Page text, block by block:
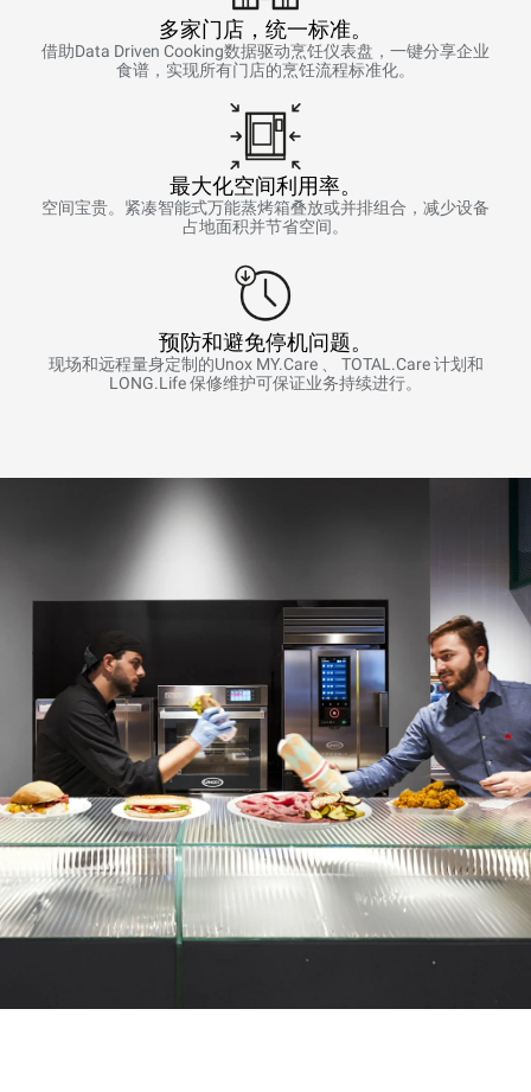
多家门店，统一标准。
借助Data Driven Cooking数据驱动烹饪仪表盘，一键分享企业
食谱，实现所有门店的烹饪流程标准化。
最大化空间利用率。
空间宝贵。紧凑智能式万能蒸烤箱叠放或并排组合，减少设备
占地面积并节省空间。
预防和避免停机问题。
现场和远程量身定制的Unox MY.Care 、 TOTAL.Care 计划和
LONG.Life 保修维护可保证业务持续进行。